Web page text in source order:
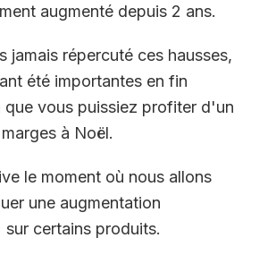
augmenté depuis 2 ans.
jamais répercuté ces hausses,
été importantes en fin
que vous puissiez profiter d'un
à Noël.
le moment où nous allons
une augmentation
sur certains produits.